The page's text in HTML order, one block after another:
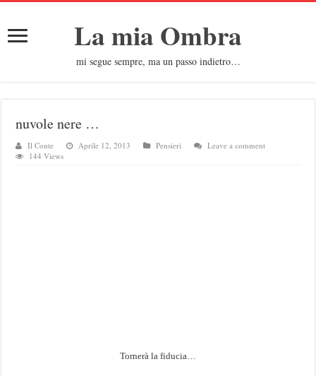
La mia Ombra
mi segue sempre, ma un passo indietro…
nuvole nere …
Il Conte Aprile 12, 2013 Pensieri
Leave a comment
144 Views
Tornerà la fiducia…